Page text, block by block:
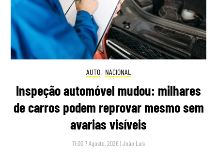
AUTO, NACIONAL
Inspeção automóvel mudou: milhares
de carros podem reprovar mesmo sem
avarias visíveis
11:00 7 Agosto, 2026 |João Luís